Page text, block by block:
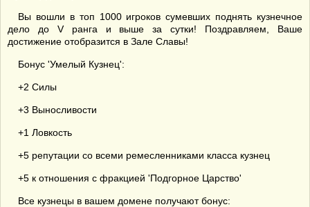
Вы вошли в топ 1000 игроков сумевших поднять кузнечное
дело до V ранга и выше за сутки! Поздравляем, Ваше
достижение отобразится в Зале Славы!
Бонус 'Умелый Кузнец':
+2 Силы
+3 Выносливости
+1 Ловкость
+5 репутации со всеми ремесленниками класса кузнец
+5 к отношения с фракцией 'Подгорное Царство'
Все кузнецы в вашем домене получают бонус: